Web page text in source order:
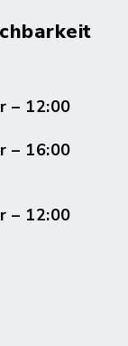
– 12:00
– 16:00
– 12:00